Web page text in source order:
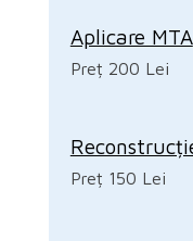
Aplicare MTA
Preț 200 Lei
Preț 150 Lei